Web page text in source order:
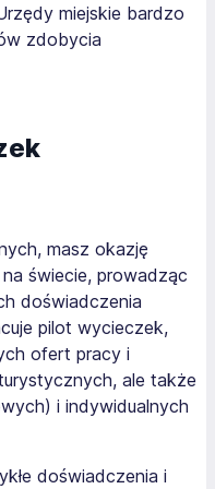
miejskie bardzo
zdobycia
masz okazję
świecie, prowadząc
doświadczenia
pilot wycieczek,
ofert pracy i
ale także
i indywidualnych
doświadczenia i